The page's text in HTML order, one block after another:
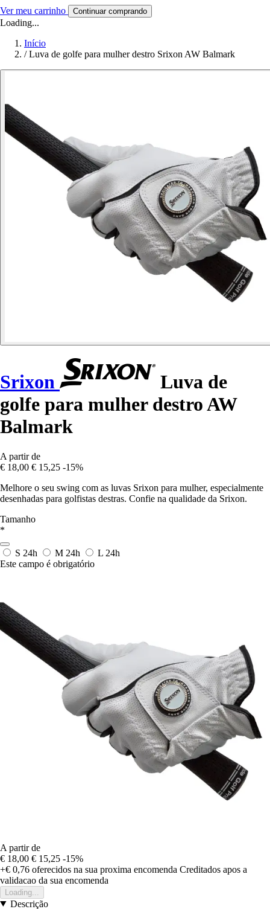
Ver meu carrinho Continuar comprando
Loading...
Início
/ Luva de golfe para mulher destro Srixon AW Balmark
Srixon
Luva de
golfe para mulher destro AW
Balmark
A partir de
€ 18,00 € 15,25 -15%
Melhore o seu swing com as luvas Srixon para mulher, especialmente
desenhadas para golfistas destras. Confie na qualidade da Srixon.
Tamanho
*
S 24h M 24h L 24h
Este campo é obrigatório
A partir de
€ 18,00 € 15,25 -15%
+€ 0,76 oferecidos na sua proxima encomenda Creditados apos a
validacao da sua encomenda
Loading...
Descrição